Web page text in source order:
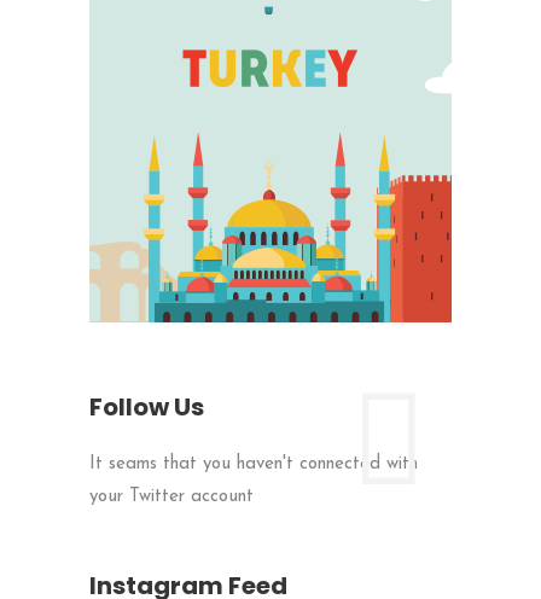
Follow Us
It seams that you haven't connected with
your Twitter account
Instagram Feed